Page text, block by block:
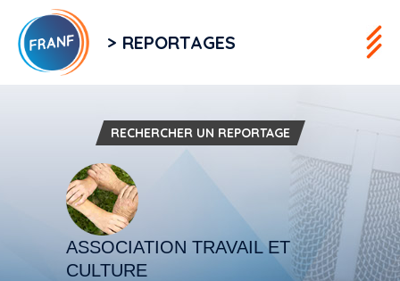
> REPORTAGES
RECHERCHER UN REPORTAGE
ASSOCIATION TRAVAIL ET
CULTURE